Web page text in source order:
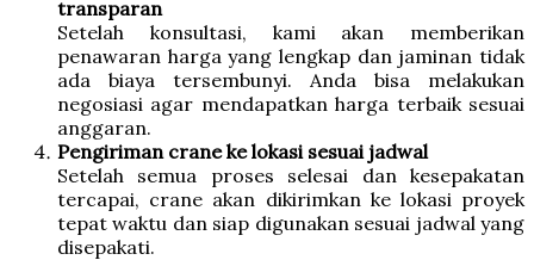
transparan
Setelah konsultasi, kami akan memberikan
penawaran harga yang lengkap dan jaminan tidak
ada biaya tersembunyi. Anda bisa melakukan
negosiasi agar mendapatkan harga terbaik sesuai
anggaran.
Pengiriman crane ke lokasi sesuai jadwal
Setelah semua proses selesai dan kesepakatan
tercapai, crane akan dikirimkan ke lokasi proyek
tepat waktu dan siap digunakan sesuai jadwal yang
disepakati.